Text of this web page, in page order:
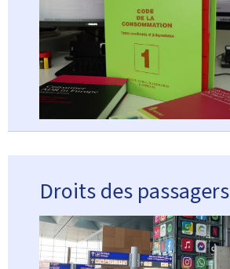
Droits des passagers